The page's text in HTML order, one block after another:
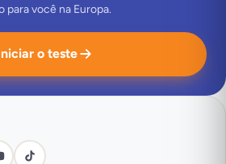
você na Europa.
o teste